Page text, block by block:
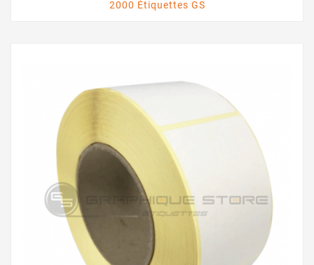
2000 Étiquettes GS